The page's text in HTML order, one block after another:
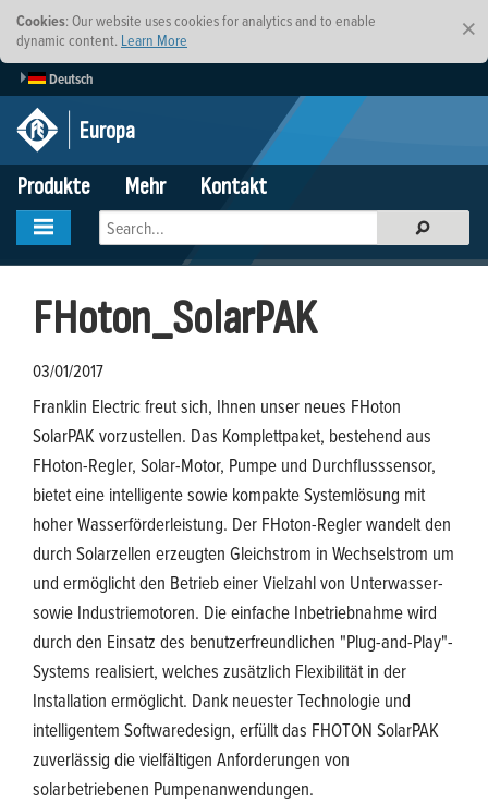
×
Cookies: Our website uses cookies for analytics and to enable
dynamic content. Learn More
Deutsch
Europa
Produkte
Mehr Kontakt
FHoton_SolarPAK
03/01/2017
Franklin Electric freut sich, Ihnen unser neues FHoton
SolarPAK vorzustellen. Das Komplettpaket, bestehend aus
FHoton-Regler, Solar-Motor, Pumpe und Durchflusssensor,
bietet eine intelligente sowie kompakte Systemlösung mit
hoher Wasserförderleistung. Der FHoton-Regler wandelt den
durch Solarzellen erzeugten Gleichstrom in Wechselstrom um
und ermöglicht den Betrieb einer Vielzahl von Unterwasser-
sowie Industriemotoren. Die einfache Inbetriebnahme wird
durch den Einsatz des benutzerfreundlichen "Plug-and-Play"-
Systems realisiert, welches zusätzlich Flexibilität in der
Installation ermöglicht. Dank neuester Technologie und
intelligentem Softwaredesign, erfüllt das FHOTON SolarPAK
zuverlässig die vielfältigen Anforderungen von
solarbetriebenen Pumpenanwendungen.